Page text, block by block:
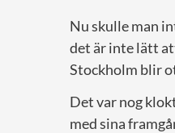
Nu skulle man
det är inte lätt
Stockholm blir
Det var nog
med sina